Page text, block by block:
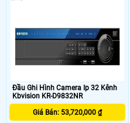
Đầu Ghi Hình Camera Ip 32 Kênh
Kbvision KR-D9832NR
Giá Bán: 53,720,000 ₫